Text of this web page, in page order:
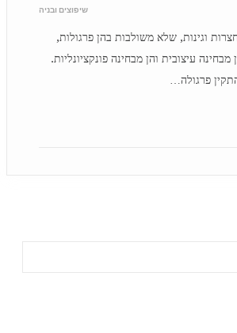
שיפוצים ובניה
וגינות, שלא משולבות בהן פרגולות,
עיצובית והן מבחינה פונקציונליות.
פרגולה…